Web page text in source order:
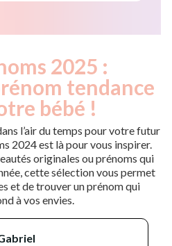
2025 :
tendance
bébé !
l’air du temps pour votre futur
2024 est là pour vous inspirer.
originales ou prénoms qui
cette sélection vous permet
et de trouver un prénom qui
à vos envies.
gabriel